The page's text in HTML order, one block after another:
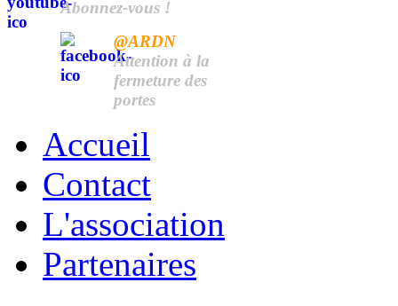
Abonnez-vous !
@ARDN
Attention à la
fermeture des
portes
Accueil
Contact
L'association
Partenaires